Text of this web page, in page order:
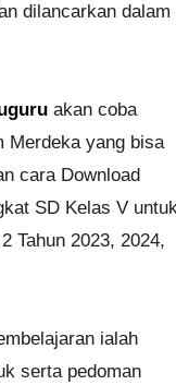
dilancarkan dalam
akan coba
Merdeka yang bisa
cara Download
SD Kelas V
Tahun 2023, 2024,
ialah
serta pedoman